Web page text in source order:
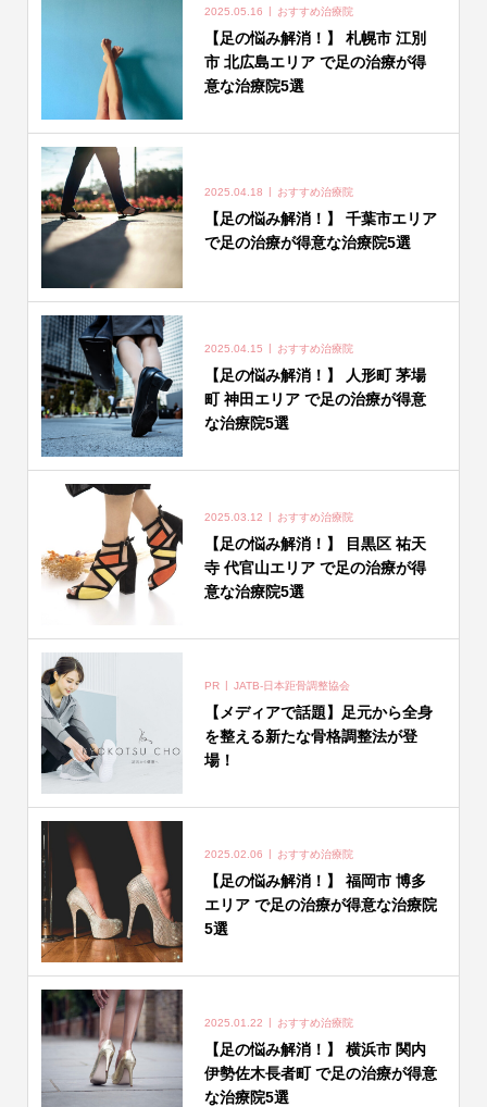
2025.05.16 おすすめ治療院
【足の悩み解消！】 札幌市 江別
市 北広島エリア で足の治療が得
意な治療院5選
2025.04.18 おすすめ治療院
【足の悩み解消！】 千葉市エリア
で足の治療が得意な治療院5選
2025.04.15 おすすめ治療院
【足の悩み解消！】 人形町 茅場
町 神田エリア で足の治療が得意
な治療院5選
2025.03.12 おすすめ治療院
【足の悩み解消！】 目黒区 祐天
寺 代官山エリア で足の治療が得
意な治療院5選
PR JATB-日本距骨調整協会
【メディアで話題】足元から全身
を整える新たな骨格調整法が登
場！
2025.02.06 おすすめ治療院
【足の悩み解消！】 福岡市 博多
エリア で足の治療が得意な治療院
5選
2025.01.22 おすすめ治療院
【足の悩み解消！】 横浜市 関内
伊勢佐木長者町 で足の治療が得意
な治療院5選